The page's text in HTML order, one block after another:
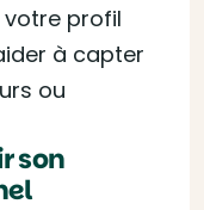
profil
à capter
ou
son